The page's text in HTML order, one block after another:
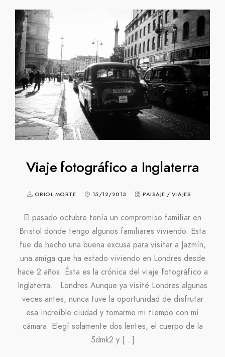
Viaje fotográfico a Inglaterra
ORIOL MORTE 15/12/2013 PAISAJE /VIAJES
El pasado octubre tenía un compromiso familiar en
Bristol donde tengo algunos familiares viviendo. Esta
fue de hecho una buena excusa para visitar a Jazmín,
una amiga que ha estado viviendo en Londres desde
hace 2 años. Ésta es la crónica del viaje fotográfico a
Inglaterra. Londres Aunque ya visité Londres algunas
veces antes, nunca tuve la oportunidad de disfrutar
esa increíble ciudad y tomarme mi tiempo con mi
cámara. Elegí solamente dos lentes, el cuerpo de la
5dmk2 y […]